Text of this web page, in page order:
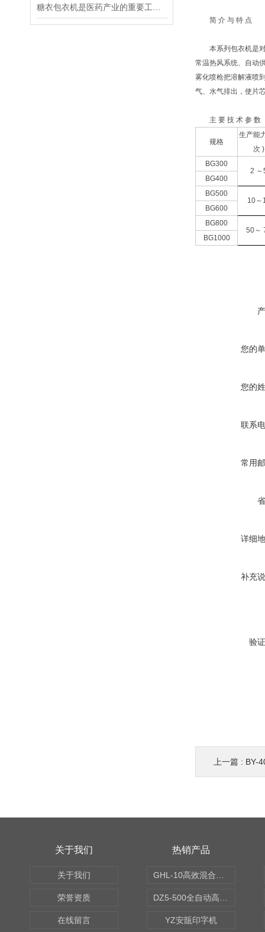
简 介 与 特 点
本系列包衣机是对
常温热风系统、自动
雾化喷枪把溶解液喷
气、水气排出，使片
主 要 技 术 参 数
规格
生产能
次 )
BG300
2 ～
BG400
BG500
10～
BG600
BG800
50～
BG1000
您的
您的
联系
常用
详细
补充
验
上一篇 : BY-
关于我们
关于我们
荣誉资质
在线留言
热销产品
YZ安瓿印字机